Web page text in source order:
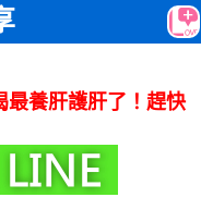
最養肝護肝了！趕快